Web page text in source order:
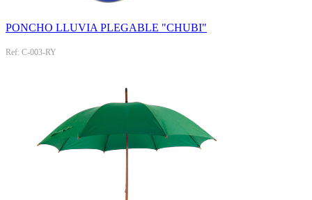
PONCHO LLUVIA PLEGABLE "CHUBI"
Ref: C-003-RY